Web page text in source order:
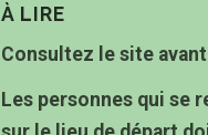
À LIRE
Consultez le site
Les personnes qui se